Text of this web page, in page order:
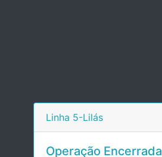
Linha 5-Lilás
Operação Encerrada